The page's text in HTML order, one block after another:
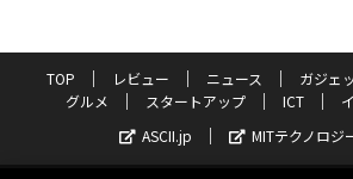
TOP レビュー ニュース ガジェ
グルメ
スタートアップ ICT
ASCII.jp
MITテクノロジ